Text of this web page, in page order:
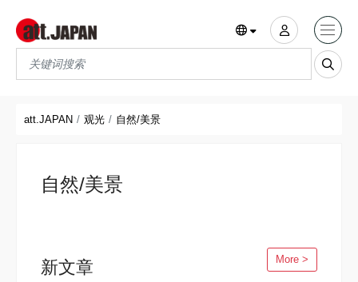
Translations title cont
att.JAPAN 观光 自然/美景
自然/美景
新文章 More >